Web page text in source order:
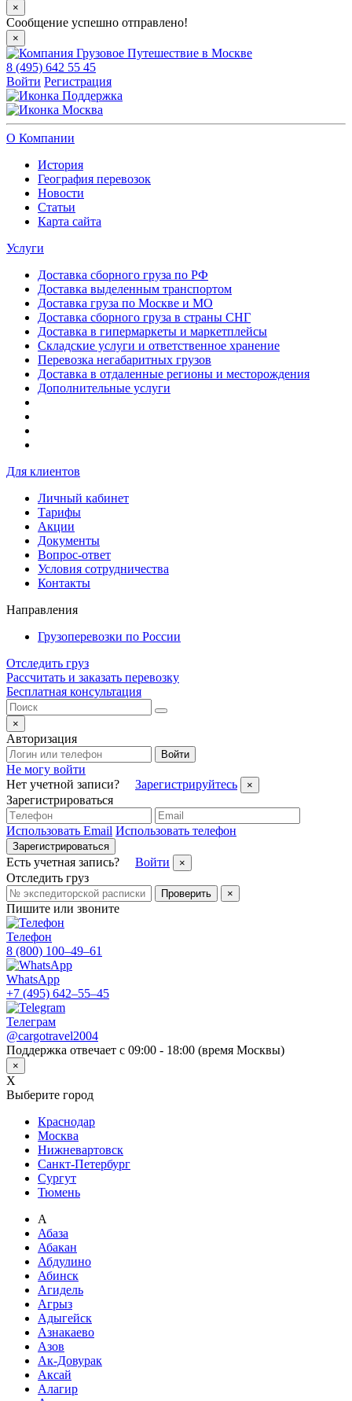
×
Сообщение успешно отправлено!
×
8 (495) 642 55 45
Войти Регистрация
Поддержка
Москва
О Компании
История
География перевозок
Новости
Статьи
Карта сайта
Услуги
Доставка сборного груза по РФ
Доставка выделенным транспортом
Доставка груза по Москве и МО
Доставка сборного груза в страны СНГ
Доставка в гипермаркеты и маркетплейсы
Складские услуги и ответственное хранение
Перевозка негабаритных грузов
Доставка в отдаленные регионы и месторождения
Дополнительные услуги
Для клиентов
Личный кабинет
Тарифы
Акции
Документы
Вопрос-ответ
Условия сотрудничества
Контакты
Направления
Грузоперевозки по России
Отследить груз
Рассчитать и заказать перевозку
Бесплатная консультация
×
Авторизация
Войти
Не могу войти
Нет учетной записи?
Зарегистрируйтесь ×
Зарегистрироваться
Использовать Email Использовать телефон
Зарегистрироваться
Есть учетная запись? Войти ×
Отследить груз
Проверить ×
Пишите или звоните
Телефон
8 (800) 100–49–61
WhatsApp
+7 (495) 642–55–45
Телеграм
@cargotravel2004
Поддержка отвечает с 09:00 - 18:00 (время Москвы)
×
X
Выберите город
Краснодар
Москва
Нижневартовск
Санкт-Петербург
Сургут
Тюмень
А
Абаза
Абакан
Абдулино
Абинск
Агидель
Агрыз
Адыгейск
Азнакаево
Азов
Ак-Довурак
Аксай
Алагир